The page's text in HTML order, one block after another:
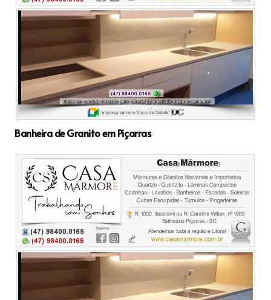
Banheira de Granito em Piçarras